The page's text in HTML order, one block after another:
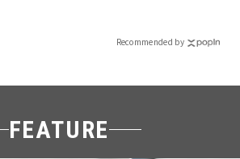
Recommended by
FEATURE